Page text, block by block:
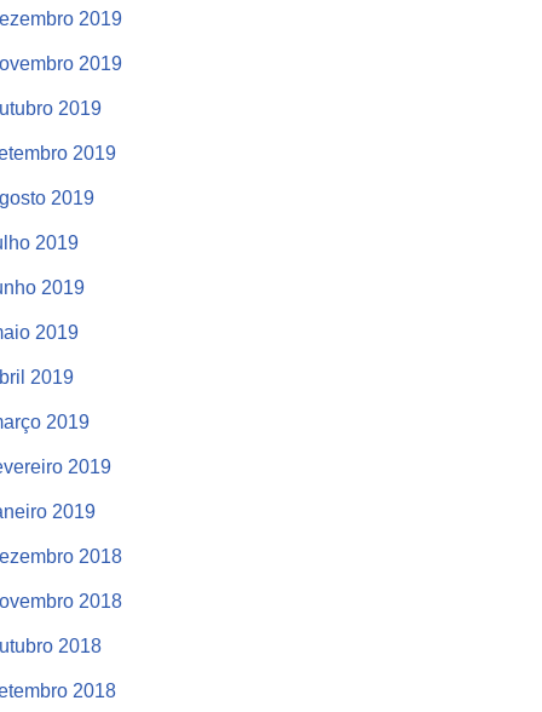
2019
2019
2019
2019
2019
2019
2019
2019
2019
2019
2019
2019
2018
2018
2018
2018